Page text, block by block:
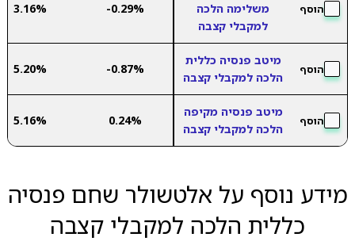
הוסף
משלימה הלכה
למקבלי קצבה
-0.29%
3.16%
הוסף
מיטב פנסיה כללית
הלכה למקבלי קצבה
-0.87%
5.20%
הוסף
מיטב פנסיה מקיפה
הלכה למקבלי קצבה
0.24%
5.16%
מידע נוסף על אלטשולר שחם פנסיה
כללית הלכה למקבלי קצבה